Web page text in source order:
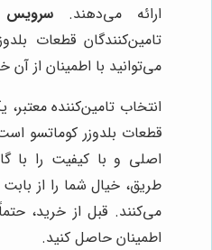
ارائه می‌دهند.
تامین‌کنندگان قطعات
می‌توانید با اطمینان از آن
انتخاب تامین‌کننده
قطعات بلدوزر کوماتسو
اصلی و با کیفیت را با
طریق، خیال شما را از
می‌کنند. قبل از خرید،
اطمینان حاصل کنید.